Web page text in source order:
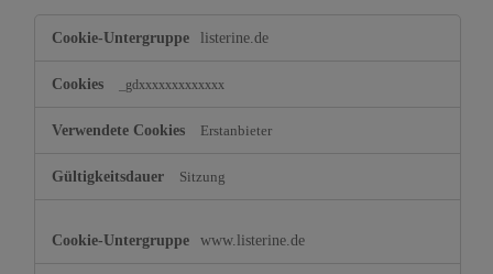
Cookies
listerine.de
_gdxxxxxxxxxxxxx
Erstanbieter
Sitzung
www.listerine.de